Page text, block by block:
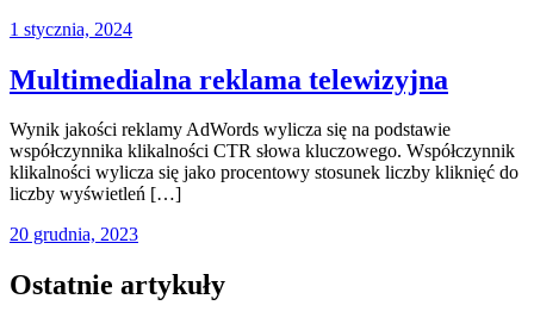
1 stycznia, 2024
Multimedialna reklama telewizyjna
Wynik jakości reklamy AdWords wylicza się na podstawie
współczynnika klikalności CTR słowa kluczowego. Współczynnik
klikalności wylicza się jako procentowy stosunek liczby kliknięć do
liczby wyświetleń […]
20 grudnia, 2023
Ostatnie artykuły